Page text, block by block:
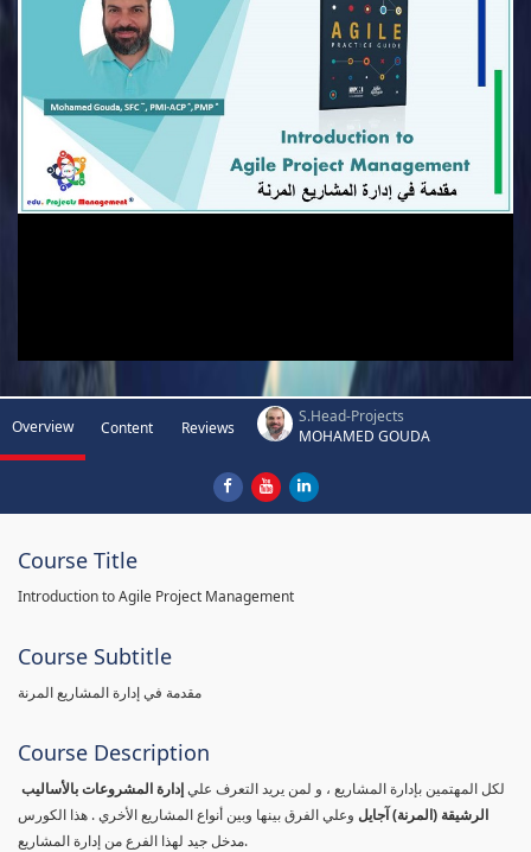
Overview Content Reviews
S.Head-Projects
MOHAMED GOUDA
Course Title
Introduction to Agile Project Management
Course Subtitle
مقدمة في إدارة المشاريع المرنة
Course Description
لكل المهتمين بإدارة المشاريع ، و لمن يريد التعرف عليإدارة المشروعات بالأساليب
الرشيقة (المرنة) آجايل وعلي الفرق بينها وبين أنواع المشاريع الأخري . هذا الكورس
مدخل جيد لهذا الفرع من إدارة المشاريع.